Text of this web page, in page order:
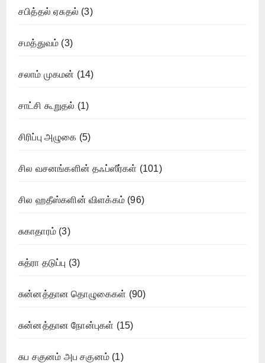
சபித்தல் ஏசுதல் (3)
சமத்துவம் (3)
சலாம் முகமன் (14)
சாட்சி கூறுதல் (1)
சிரிப்பு அழுகை (5)
சில வசனங்களின் தஃப்ஸீர்கள் (101)
சில ஹதீஸ்களின் விளக்கம் (96)
சுகாதாரம் (3)
சுத்ரா தடுப்பு (3)
சுன்னத்தான தொழுகைகள் (90)
சுன்னத்தான நோன்புகள் (15)
சுப சகுனம் அப சகுனம் (1)